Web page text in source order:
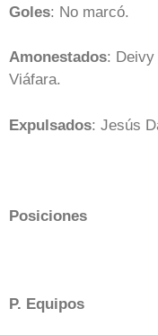
Goles: No marcó.
Amonestados: Deivy
Viáfara.
Expulsados: Jesús
Posiciones
P. Equipos